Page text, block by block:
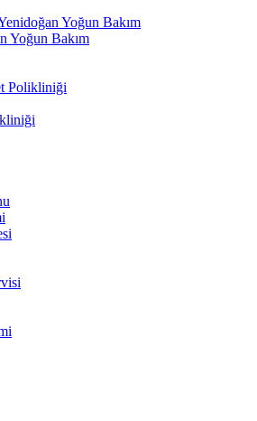
Yoğun Bakım
Yoğun Bakım
Polikliniği